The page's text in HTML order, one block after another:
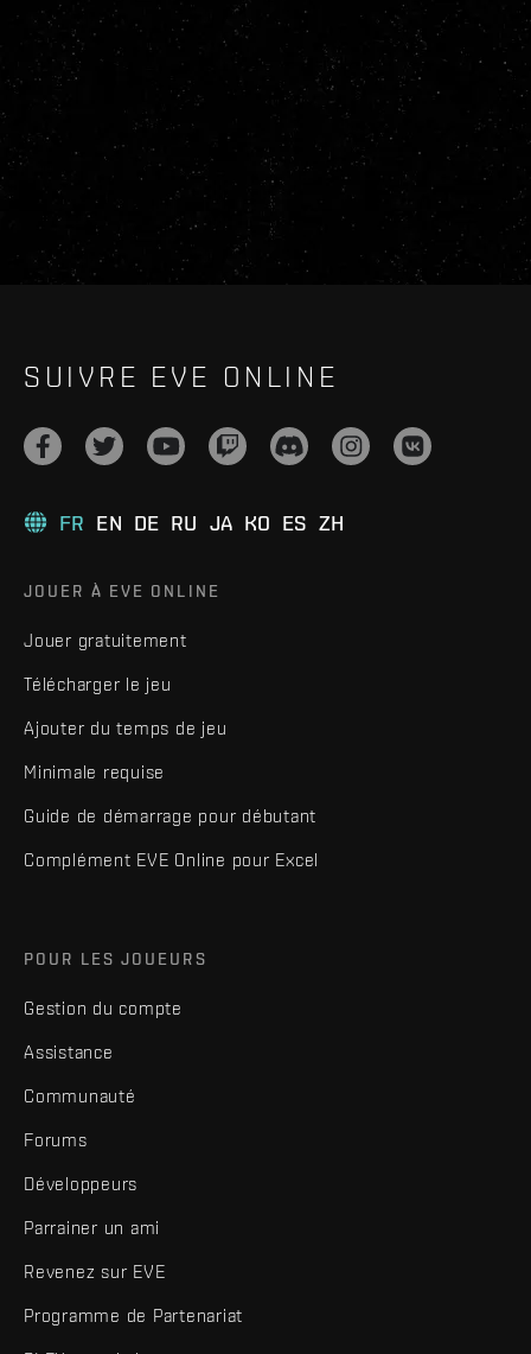
SUIVRE EVE ONLINE
FR EN DE RU JA KO ES ZH
JOUER À EVE ONLINE
Jouer gratuitement
Télécharger le jeu
Ajouter du temps de jeu
Minimale requise
Guide de démarrage pour débutant
Complément EVE Online pour Excel
POUR LES JOUEURS
Gestion du compte
Assistance
Communauté
Forums
Développeurs
Parrainer un ami
Revenez sur EVE
Programme de Partenariat